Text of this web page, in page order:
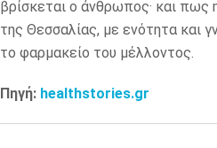
βρίσκεται ο άνθρωπος· και πως
της Θεσσαλίας, με ενότητα και
το φαρμακείο του μέλλοντος.
Πηγή: healthstories.gr